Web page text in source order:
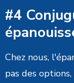
#4
Chez nous,
pas des